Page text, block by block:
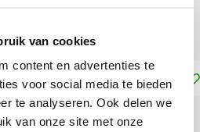
van cookies
content en advertenties te
voor social media te bieden
te analyseren. Ook delen we
van onze site met onze
aan winkelwagen